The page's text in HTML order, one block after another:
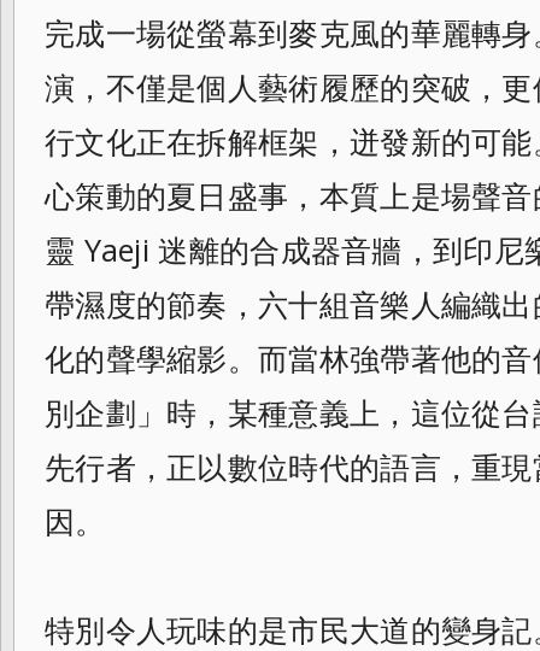
完成一場從螢幕到麥克風的華麗轉
演，不僅是個人藝術履歷的突破，
行文化正在拆解框架，迸發新的可
心策動的夏日盛事，本質上是場聲
靈 Yaeji 迷離的合成器音牆，到印
帶濕度的節奏，六十組音樂人編織
化的聲學縮影。而當林強帶著他的
別企劃」時，某種意義上，這位從
先行者，正以數位時代的語言，重
因。
特別令人玩味的是市民大道的變身